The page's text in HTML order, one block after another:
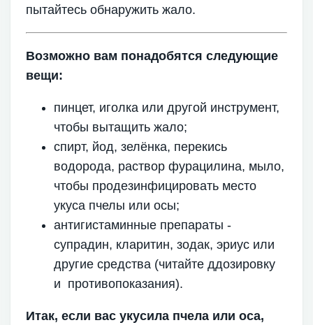
пытайтесь обнаружить жало.
Возможно вам понадобятся следующие
вещи:
пинцет, иголка или другой инструмент,
чтобы вытащить жало;
спирт, йод, зелёнка, перекись
водорода, раствор фурацилина, мыло,
чтобы продезинфицировать место
укуса пчелы или осы;
антигистаминные препараты -
супрадин, кларитин, зодак, эриус или
другие средства (читайте ддозировку
и противопоказания).
Итак, если вас укусила пчела или оса,